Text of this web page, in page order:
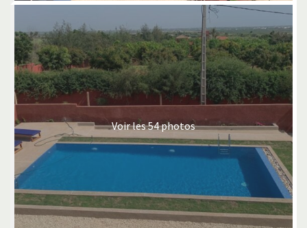
Voir les 54 photos